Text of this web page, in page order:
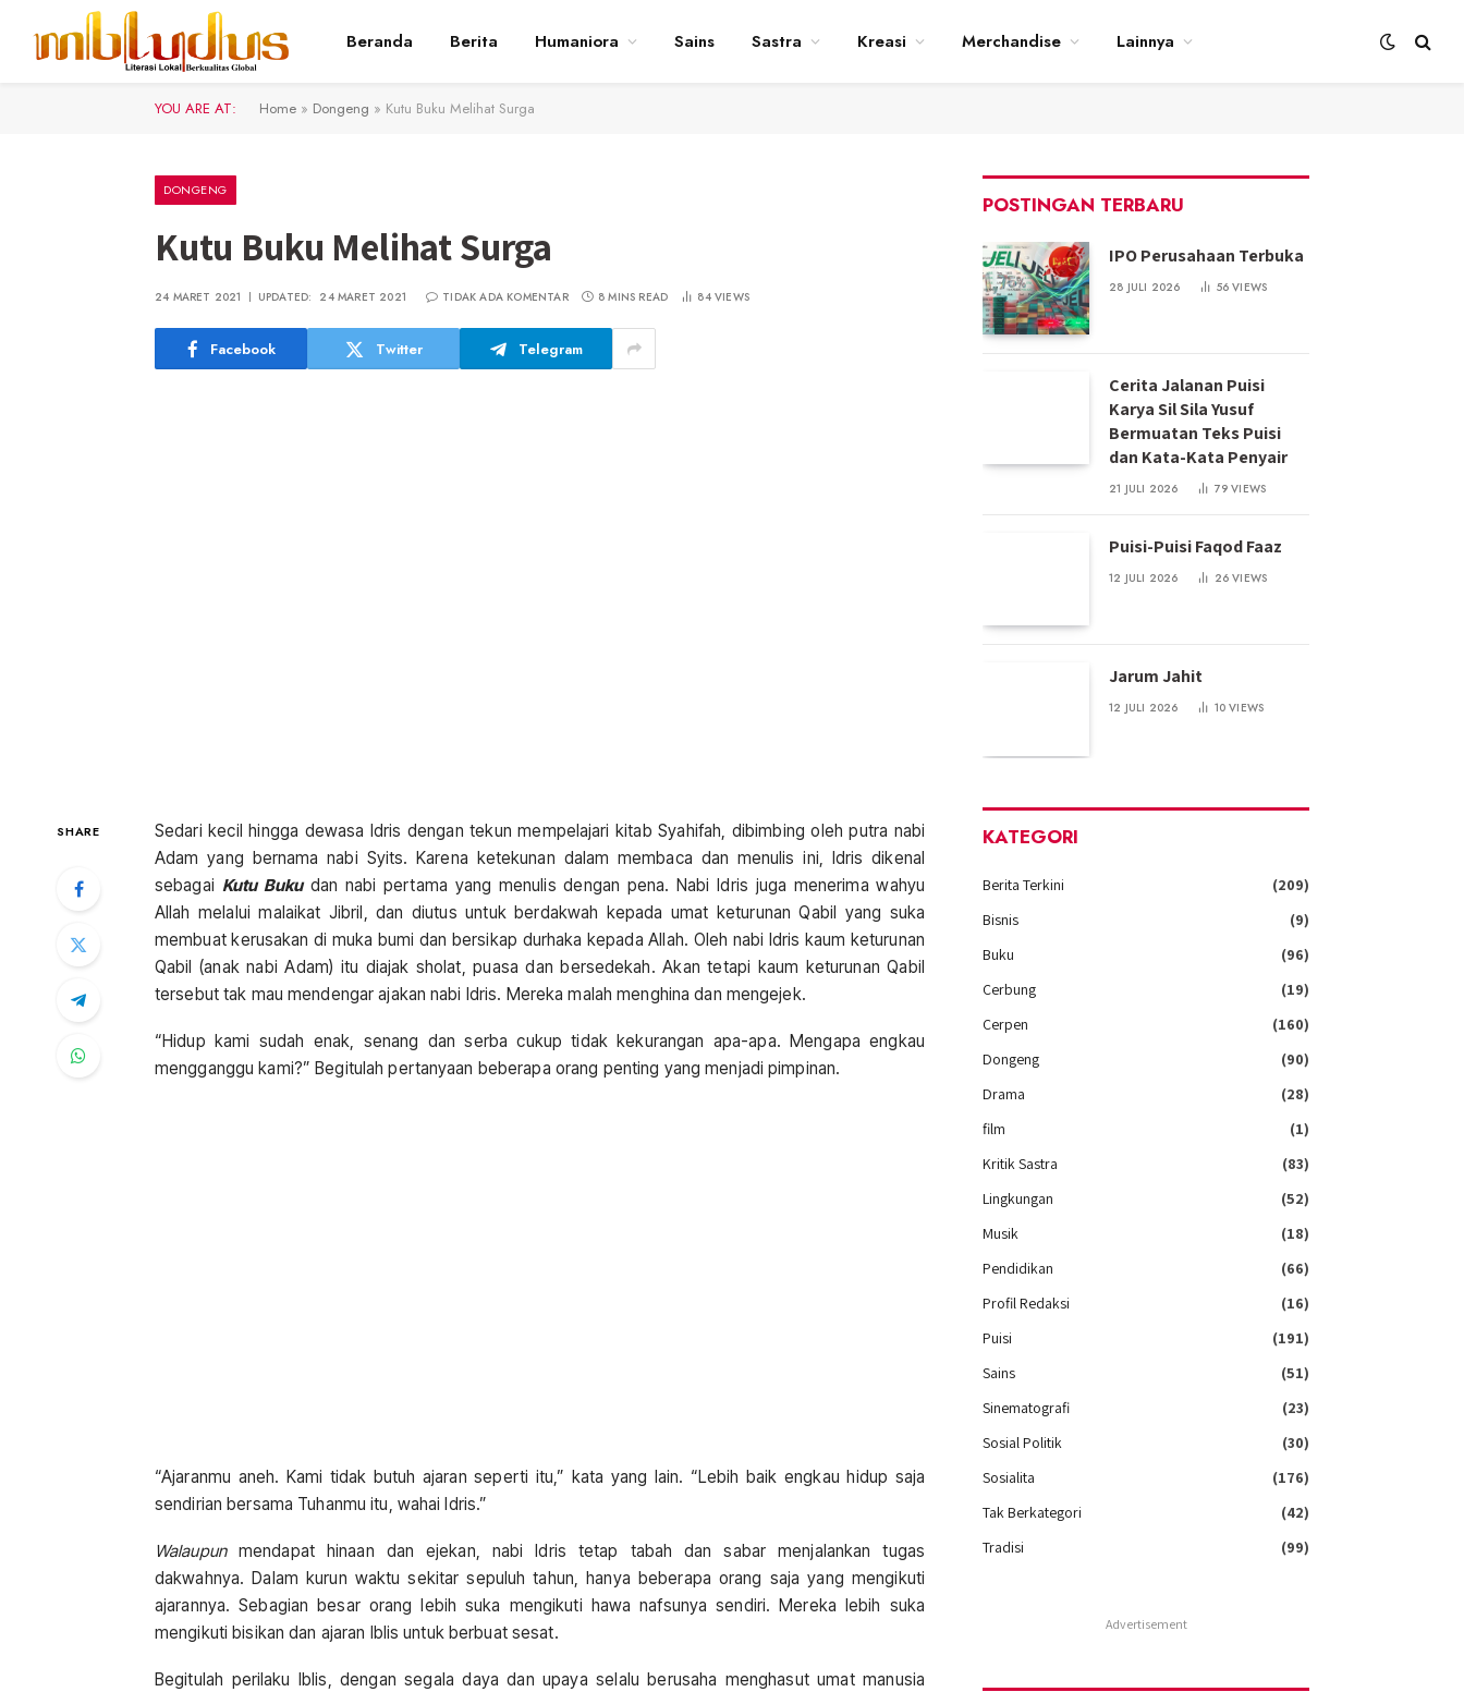
Beranda Berita Humaniora Sains Sastra Kreasi Merchandise Lainnya
YOU ARE AT: Home » Dongeng » Kutu Buku Melihat Surga
DONGENG
Kutu Buku Melihat Surga
24 MARET 2021 UPDATED: 24 MARET 2021 TIDAK ADA KOMENTAR 8 MINS READ 84VIEWS
Facebook Twitter Telegram
SHARE
Sedari kecil hingga dewasa Idris dengan tekun mempelajari kitab Syahifah, dibimbing oleh putra nabi
Adam yang bernama nabi Syits. Karena ketekunan dalam membaca dan menulis ini, Idris dikenal
sebagai Kutu Bukudan nabi pertama yang menulis dengan pena. Nabi Idris juga menerima wahyu
Allah melalui malaikat Jibril, dan diutus untuk berdakwah kepada umat keturunan Qabil yang suka
membuat kerusakan di muka bumi dan bersikap durhaka kepada Allah. Oleh nabi Idris kaum keturunan
Qabil (anak nabi Adam) itu diajak sholat, puasa dan bersedekah. Akan tetapi kaum keturunan Qabil
tersebut tak mau mendengar ajakan nabi Idris. Mereka malah menghina dan mengejek.
“Hidup kami sudah enak, senang dan serba cukup tidak kekurangan apa-apa. Mengapa engkau
mengganggu kami?” Begitulah pertanyaan beberapa orang penting yang menjadi pimpinan.
“Ajaranmu aneh. Kami tidak butuh ajaran seperti itu,” kata yang lain. “Lebih baik engkau hidup saja
sendirian bersama Tuhanmu itu, wahai Idris.”
Walaupunmendapat hinaan dan ejekan, nabi Idris tetap tabah dan sabar menjalankan tugas
dakwahnya. Dalam kurun waktu sekitar sepuluh tahun, hanya beberapa orang saja yang mengikuti
ajarannya. Sebagian besar orang lebih suka mengikuti hawa nafsunya sendiri. Mereka lebih suka
mengikuti bisikan dan ajaran Iblis untuk berbuat sesat.
Begitulah perilaku Iblis, dengan segala daya dan upaya selalu berusaha menghasut umat manusia
POSTINGAN TERBARU
IPO Perusahaan Terbuka
28 JULI 2026 56VIEWS
Cerita Jalanan Puisi
Karya Sil Sila Yusuf
Bermuatan Teks Puisi
dan Kata-Kata Penyair
21 JULI 2026 79VIEWS
Puisi-Puisi Faqod Faaz
12 JULI 2026 26VIEWS
Jarum Jahit
12 JULI 2026 10VIEWS
KATEGORI
Berita Terkini
(209)
Bisnis
(9)
Buku
(96)
Cerbung
(19)
Cerpen
(160)
Dongeng
(90)
Drama
(28)
film
(1)
Kritik Sastra
(83)
Lingkungan
(52)
Musik
(18)
Pendidikan
(66)
Profil Redaksi
(16)
Puisi
(191)
Sains
(51)
Sinematografi
(23)
Sosial Politik
(30)
Sosialita
(176)
Tak Berkategori
(42)
Tradisi
(99)
Advertisement